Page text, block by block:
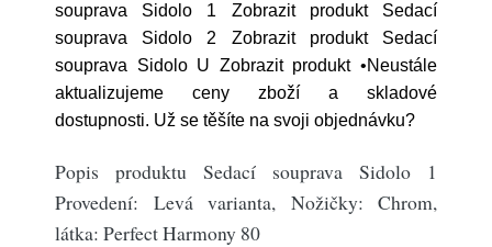
souprava Sidolo 1 Zobrazit produkt Sedací
souprava Sidolo 2 Zobrazit produkt Sedací
souprava Sidolo U Zobrazit produkt •Neustále
aktualizujeme ceny zboží a skladové
dostupnosti. Už se těšíte na svoji objednávku?
Popis produktu Sedací souprava Sidolo 1
Provedení: Levá varianta, Nožičky: Chrom,
látka: Perfect Harmony 80